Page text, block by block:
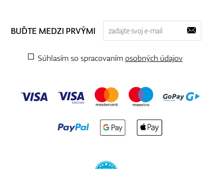
BUĎTE MEDZI PRVÝMI
Súhlasím so spracovaním osobných údajov